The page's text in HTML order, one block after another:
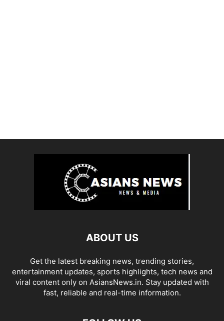
ABOUT US
Get the latest breaking news, trending stories,
entertainment updates, sports highlights, tech news and
viral content only on AsiansNews.in. Stay updated with
fast, reliable and real-time information.